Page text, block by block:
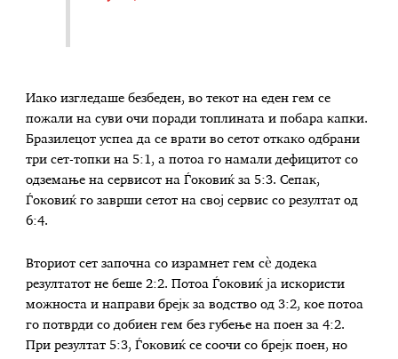
Иако изгледаше безбеден, во текот на еден гем се
пожали на суви очи поради топлината и побара капки.
Бразилецот успеа да се врати во сетот откако одбрани
три сет-топки на 5:1, а потоа го намали дефицитот со
одземање на сервисот на Ѓоковиќ за 5:3. Сепак,
Ѓоковиќ го заврши сетот на свој сервис со резултат од
6:4.
Вториот сет започна со израмнет гем сè додека
резултатот не беше 2:2. Потоа Ѓоковиќ ја искористи
можноста и направи брејк за водство од 3:2, кое потоа
го потврди со добиен гем без губење на поен за 4:2.
При резултат 5:3, Ѓоковиќ се соочи со брејк поен, но